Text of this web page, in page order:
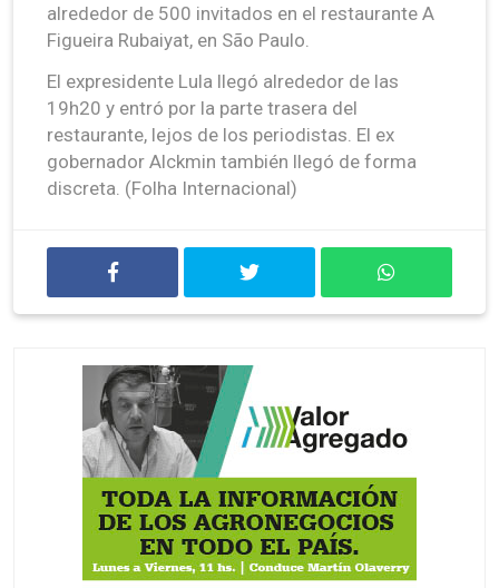
alrededor de 500 invitados en el restaurante A
Figueira Rubaiyat, en São Paulo.
El expresidente Lula llegó alrededor de las
19h20 y entró por la parte trasera del
restaurante, lejos de los periodistas. El ex
gobernador Alckmin también llegó de forma
discreta. (Folha Internacional)